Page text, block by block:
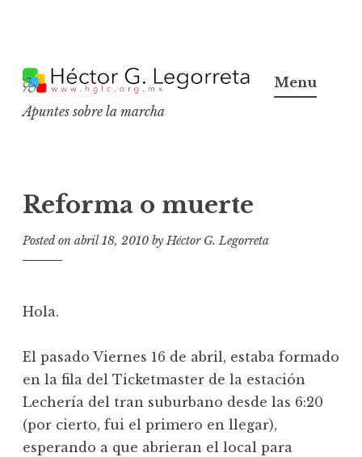
k
p
c
o
n
t
n
Apuntes sobre la marcha
Menu
Reforma o muerte
Posted on abril 18, 2010 byHéctor G. Legorreta
Hola.
El pasado Viernes 16 de abril, estaba formado
en la fila del Ticketmaster de la estación
Lechería del tran suburbano desde las 6:20
(por cierto, fui el primero en llegar),
esperando a que abrieran el local para